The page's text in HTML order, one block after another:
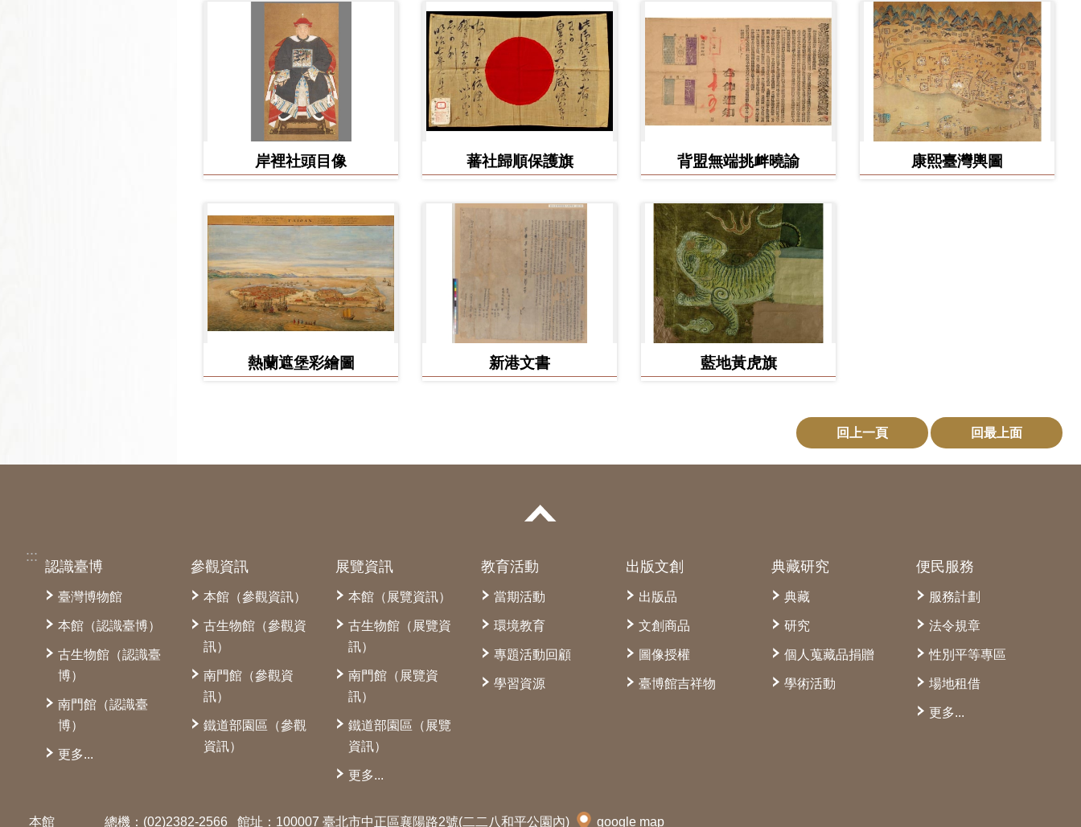
岸裡社頭目像 蕃社歸順保護旗 背盟無端挑衅曉諭 康熙臺灣輿圖
熱蘭遮堡彩繪圖 新港文書 藍地黃虎旗
回上一頁 回最上面
:::
認識臺博
臺灣博物館
本館（認識臺博）
古生物館（認識臺
博）
南門館（認識臺
博）
更多...
參觀資訊
本館（參觀資訊）
古生物館（參觀資
訊）
南門館（參觀資
訊）
鐵道部園區（參觀
資訊）
展覽資訊
本館（展覽資訊）
古生物館（展覽資
訊）
南門館（展覽資
訊）
鐵道部園區（展覽
資訊）
更多...
教育活動
當期活動
環境教育
專題活動回顧
學習資源
出版文創
出版品
文創商品
圖像授權
臺博館吉祥物
典藏研究
典藏
研究
個人蒐藏品捐贈
學術活動
便民服務
服務計劃
法令規章
性別平等專區
場地租借
更多...
本館 總機：(02)2382-2566 館址：100007 臺北市中正區襄陽路2號(二二八和平公園內) google map